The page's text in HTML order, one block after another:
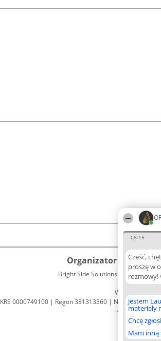
08:15
Cześć,
proszę w
rozmowy!
Jestem
materiały
Chcę
Mam inną
Organizator plebiscytu
Bright Side Solutions sp. z o. o. sp. k.
ul. Ruska 22
Wrocław 50-079
KRS 0000749100 | Regon 381313360 | NIP 8943132676
+48 508 492 400